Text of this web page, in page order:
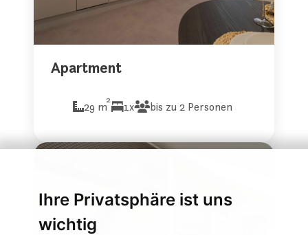
Ihre Privatsphäre ist uns
wichtig
Apartment
29 m2 1x bis zu 2 Personen